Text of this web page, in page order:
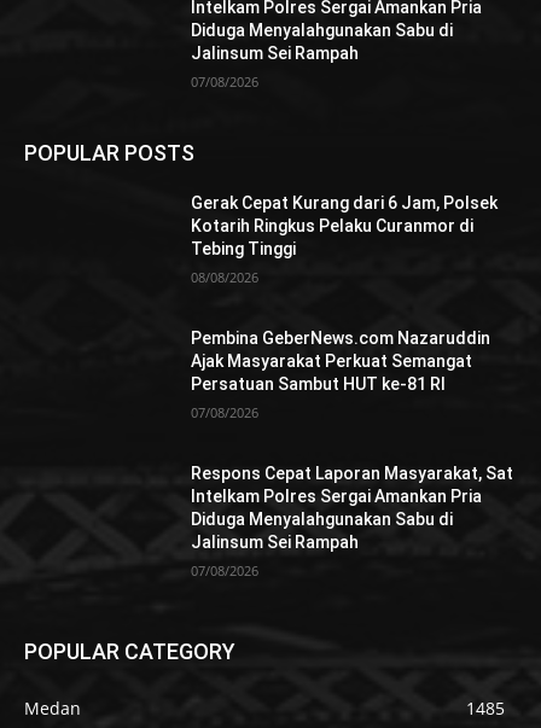
Intelkam Polres Sergai Amankan Pria
Diduga Menyalahgunakan Sabu di
Jalinsum Sei Rampah
07/08/2026
POPULAR POSTS
Gerak Cepat Kurang dari 6 Jam, Polsek
Kotarih Ringkus Pelaku Curanmor di
Tebing Tinggi
08/08/2026
Pembina GeberNews.com Nazaruddin
Ajak Masyarakat Perkuat Semangat
Persatuan Sambut HUT ke-81 RI
07/08/2026
Respons Cepat Laporan Masyarakat, Sat
Intelkam Polres Sergai Amankan Pria
Diduga Menyalahgunakan Sabu di
Jalinsum Sei Rampah
07/08/2026
POPULAR CATEGORY
Medan
1485